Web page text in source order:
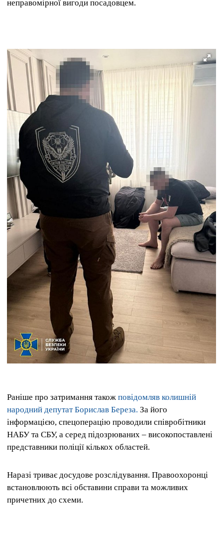
неправомірної вигоди посадовцем.
Раніше про затримання також повідомляв колишній
народний депутат Борислав Береза. За його
інформацією, спецоперацію проводили співробітники
НАБУ та СБУ, а серед підозрюваних – високопоставлені
представники поліції кількох областей.
Наразі триває досудове розслідування. Правоохоронці
встановлюють всі обставини справи та можливих
причетних до схеми.